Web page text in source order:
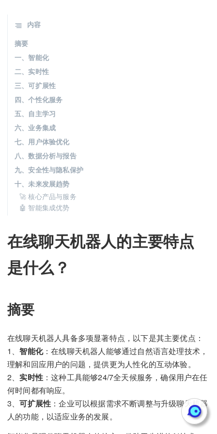
在线聊天机器人的主要特点
是什么？
摘要
在线聊天机器人具备多项显著特点，以下是其主要优点：
1、智能化：在线聊天机器人能够通过自然语言处理技术，
理解和回应用户的问题，提供更为人性化的互动体验。
2、实时性 ：这种工具能够24/7全天候服务，确保用户在任
何时间都有响应。
3、可扩展性 ：企业可以根据需求不断调整与升级聊天机器
人的功能，以适应业务的发展。
内容
摘要
一、智能化
二、实时性
三、可扩展性
四、个性化服务
五、自主学习
六、业务集成
七、用户体验优化
八、数据分析与报告
九、安全性与隐私保护
十、未来发展趋势
🚀 核心产品与服务
🤖 智能集成优势